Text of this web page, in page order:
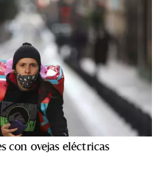
con ovejas eléctricas